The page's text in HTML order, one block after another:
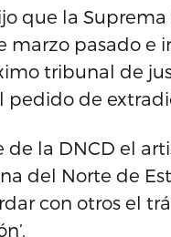
que la Suprema
marzo pasado
tribunal de
pedido de
de la DNCD el
del Norte de
con otros el